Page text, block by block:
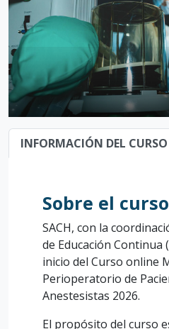
INFORMACIÓN DEL CURSO
Sobre el curso
SACH, con la
de Educación Continua
inicio del Curso online
Perioperatorio de
Anestesistas 2026.
El propósito del curso